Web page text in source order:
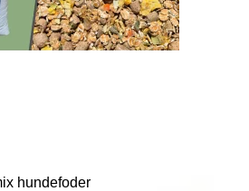
hundefoder